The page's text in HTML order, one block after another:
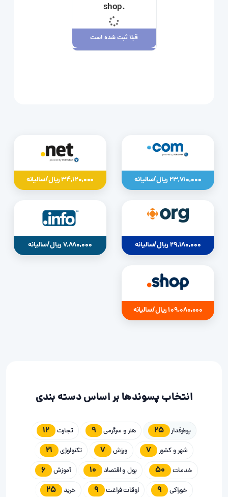
.shop
قبلا ثبت شده است
23,710,000 ریال/سالیانه 34,120,000 ریال/سالیانه
29,180,000 ریال/سالیانه 7,880,000 ریال/سالیانه
109,080,000 ریال/سالیانه
انتخاب پسوندها بر اساس دسته بندی
پرطرفدار 25 هنر و سرگرمی 9 تجارت 12
شهر و کشور 7 ورزش 7 تکنولوژی 21
خدمات 50 پول و اقتصاد 10 آموزش 6
خوراکی 9 اوقات فراغت 9 خرید 25